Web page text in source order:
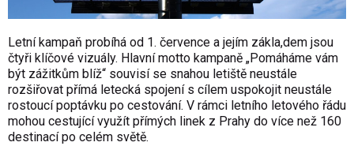
Letní kampaň probíhá od 1. července a jejím zákla,dem jsou
čtyři klíčové vizuály. Hlavní motto kampaně „Pomáháme vám
být zážitkům blíž“ souvisí se snahou letiště neustále
rozšiřovat přímá letecká spojení s cílem uspokojit neustále
rostoucí poptávku po cestování. V rámci letního letového řádu
mohou cestující využít přímých linek z Prahy do více než 160
destinací po celém světě.